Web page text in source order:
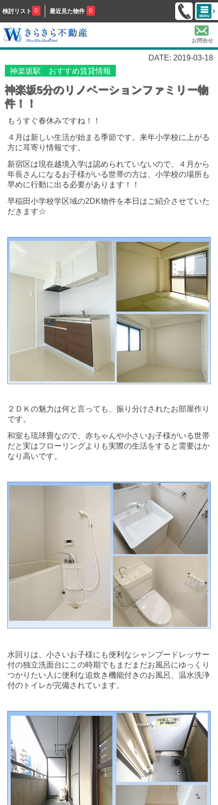
検討リスト 0 最近見た物件 0
お問合せ
DATE: 2019-03-18
神楽坂駅 おすすめ賃貸情報
神楽坂5分のリノベーションファミリー物
件！！
もうすぐ春休みですね！！
４月は新しい生活が始まる季節です。来年小学校に上がる
方に耳寄り情報です。
新宿区は現在越境入学は認められていないので、４月から
年長さんになるお子様がいる世帯の方は、小学校の場所も
早めに行動に出る必要があります！！
早稲田小学校学区域の2DK物件を本日はご紹介させていた
だきます☆
２ＤＫの魅力は何と言っても、振り分けされたお部屋作り
です。
和室も琉球畳なので、赤ちゃんや小さいお子様がいる世帯
だと実はフローリングよりも実際の生活をすると需要はか
なり高いです。
水回りは、小さいお子様にも便利なシャンプードレッサー
付の独立洗面台にこの時期でもまだまだお風呂にゆっくり
つかりたい人に便利な追炊き機能付きのお風呂、温水洗浄
付のトイレが完備されています。